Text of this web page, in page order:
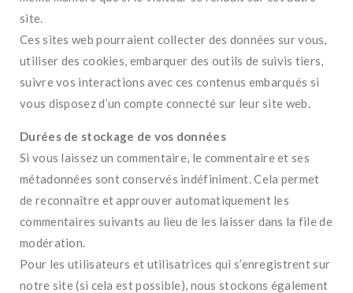
site.
Ces sites web pourraient collecter des données sur vous,
utiliser des cookies, embarquer des outils de suivis tiers,
suivre vos interactions avec ces contenus embarqués si
vous disposez d’un compte connecté sur leur site web.
Durées de stockage de vos données
Si vous laissez un commentaire, le commentaire et ses
métadonnées sont conservés indéfiniment. Cela permet
de reconnaître et approuver automatiquement les
commentaires suivants au lieu de les laisser dans la file de
modération.
Pour les utilisateurs et utilisatrices qui s’enregistrent sur
notre site (si cela est possible), nous stockons également